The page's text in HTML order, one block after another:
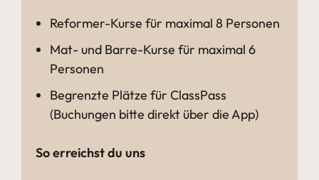
Reformer-Kurse für maximal 8 Personen
Mat- und Barre-Kurse für maximal 6
Personen
Begrenzte Plätze für ClassPass
(Buchungen bitte direkt über die App)
So erreichst du uns